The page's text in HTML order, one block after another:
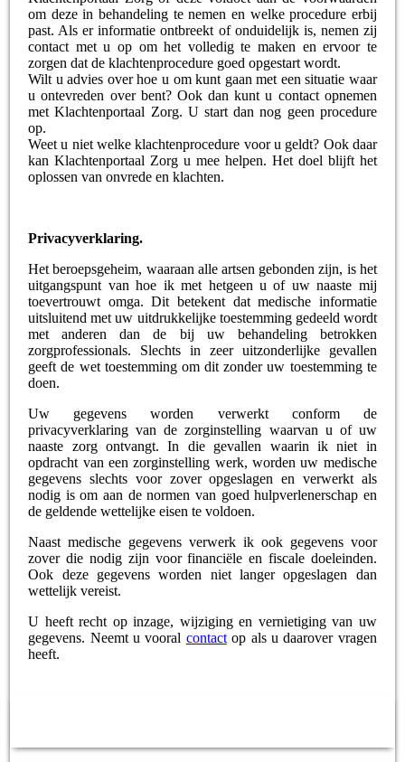
om deze in behandeling te nemen en welke procedure erbij
past. Als er informatie ontbreekt of onduidelijk is, nemen zij
contact met u op om het volledig te maken en ervoor te
zorgen dat de klachtenprocedure goed opgestart wordt.
Wilt u advies over hoe u om kunt gaan met een situatie waar
u ontevreden over bent? Ook dan kunt u contact opnemen
met Klachtenportaal Zorg. U start dan nog geen procedure
op.
Weet u niet welke klachtenprocedure voor u geldt? Ook daar
kan Klachtenportaal Zorg u mee helpen. Het doel blijft het
oplossen van onvrede en klachten.
Privacyverklaring.
Het beroepsgeheim, waaraan alle artsen gebonden zijn, is het
uitgangspunt van hoe ik met hetgeen u of uw naaste mij
toevertrouwt omga. Dit betekent dat medische informatie
uitsluitend met uw uitdrukkelijke toestemming gedeeld wordt
met anderen dan de bij uw behandeling betrokken
zorgprofessionals. Slechts in zeer uitzonderlijke gevallen
geeft de wet toestemming om dit zonder uw toestemming te
doen.
Uw gegevens worden verwerkt conform de
privacyverklaring van de zorginstelling waarvan u of uw
naaste zorg ontvangt. In die gevallen waarin ik niet in
opdracht van een zorginstelling werk, worden uw medische
gegevens slechts voor zover opgeslagen en verwerkt als
nodig is om aan de normen van goed hulpverlenerschap en
de geldende wettelijke eisen te voldoen.
Naast medische gegevens verwerk ik ook gegevens voor
zover die nodig zijn voor financiële en fiscale doeleinden.
Ook deze gegevens worden niet langer opgeslagen dan
wettelijk vereist.
U heeft recht op inzage, wijziging en vernietiging van uw
gegevens. Neemt u vooral contactop als u daarover vragen
heeft.